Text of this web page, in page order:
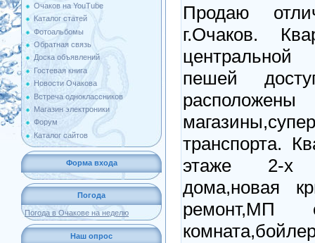
Очаков на YouTube
Каталог статей
Фотоальбомы
Обратная связь
Доска объявлений
Гостевая книга
Новости Очакова
Встреча одноклассников
Магазин электроники
Форум
Каталог сайтов
Форма входа
Погода
Погода в Очакове на неделю
Наш опрос
Продаю
г.Очаков.
пешей
расположены
транспорта.
этаже 2-х
дома,новая
ремонт,МП